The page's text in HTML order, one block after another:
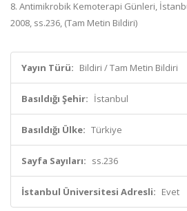
8. Antimikrobik Kemoterapi Günleri,
2008, ss.236, (Tam Metin Bildiri)
Yayın Türü: Bildiri / Tam Metin Bildiri
Basıldığı Şehir: İstanbul
Basıldığı Ülke: Türkiye
Sayfa Sayıları: ss.236
İstanbul Üniversitesi Adresli: Evet